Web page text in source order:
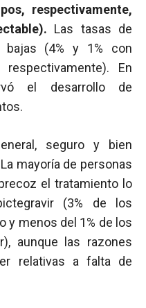
respectivamente,
Las tasas de
(4% y 1% con
En
el desarrollo de
seguro y bien
mayoría de personas
el tratamiento lo
(3% de los
y menos del 1% de los
aunque las razones
relativas a falta de